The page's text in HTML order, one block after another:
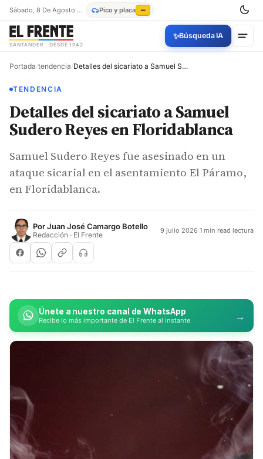
Sábado, 8 De Agosto De 2026 Pico y placa —
SANTANDER · DESDE 1942
✨Búsqueda IA
Portada/tendencia/ Detalles del sicariato a Samuel Sudero Reyes en Floridablanca
TENDENCIA
Detalles del sicariato a Samuel
Sudero Reyes en Floridablanca
Samuel Sudero Reyes fue asesinado en un
ataque sicarial en el asentamiento El Páramo,
en Floridablanca.
PorJuan José Camargo Botello
Redacción · El Frente 9 julio 2026·1 min read lectura
Únete a nuestro canal de WhatsApp
Recibe lo más importante de El Frente al instante →